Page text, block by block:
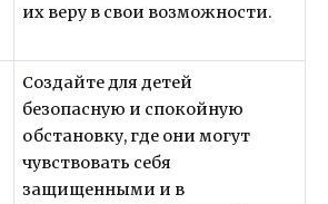
их веру в свои возможности.
Создайте для детей
безопасную и спокойную
обстановку, где они могут
чувствовать себя
защищенными и в